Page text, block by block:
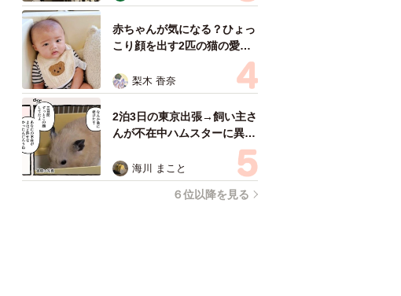
「行動され立派」
赤ちゃんが気になる？ひょっ
こり顔を出す2匹の猫の愛ら
しさに悶絶…！ 「こんなか
わいい構図あります？」「ベ
ストショットすぎる！」
梨木 香奈
2泊3日の東京出張→飼い主さ
んが不在中ハムスターに異
変 眉間にできた深いしわ、
「急に老けた？」【漫画】
海川 まこと
６位以降を見る